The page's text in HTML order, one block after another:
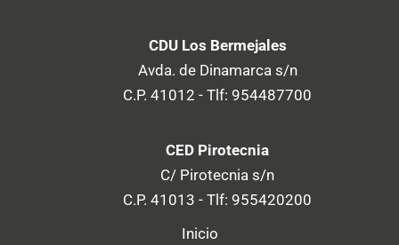
CDU Los Bermejales
Avda. de Dinamarca s/n
C.P. 41012 - Tlf: 954487700
CED Pirotecnia
C/ Pirotecnia s/n
C.P. 41013 - Tlf: 955420200
Inicio